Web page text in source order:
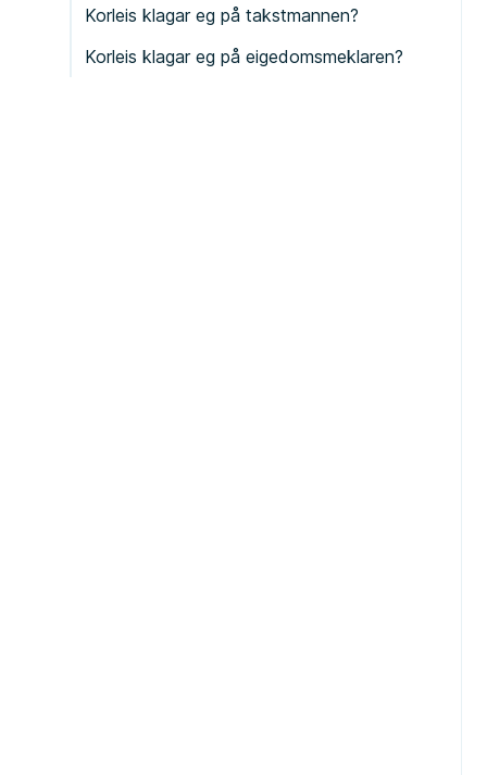
Korleis klagar eg på takstmannen?
Korleis klagar eg på eigedomsmeklaren?